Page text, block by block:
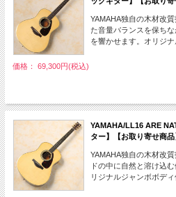
YAMAHA独自の木材改
た音量バランスを保ち
を響かせます。オリジナ
価格： 69,300円(税込)
YAMAHA/LL16 ARE
ター】【お取り寄せ商品
YAMAHA独自の木材改
ドの中に自然と溶け込
リジナルジャンボボディ